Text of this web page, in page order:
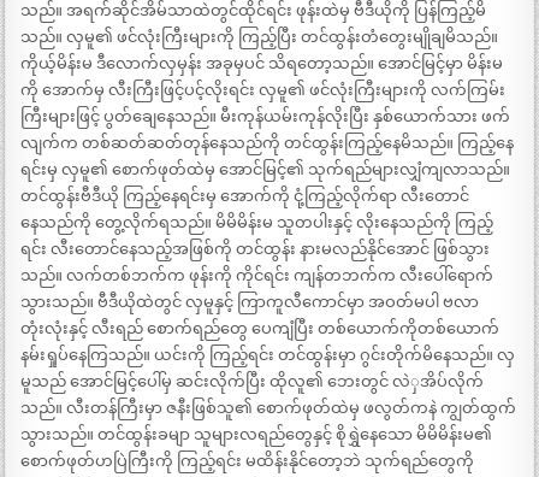
သည်။ အရက်ဆိုင်အိမ်သာထဲတွင်ထိုင်ရင်း ဖုန်းထဲမှ ဗီဒီယိုကို ပြန်ကြည့်မိ
သည်။ လှမူ၏ ဖင်လုံးကြီးများကို ကြည့်ပြီး တင်ထွန်းတံတွေးမျိုချမိသည်။
ကိုယ့်မိန်းမ ဒီလောက်လှမှန်း အခုမှပင် သိရတော့သည်။ အောင်မြင့်မှာ မိန်းမ
ကို အောက်မှ လီးကြီးဖြင့်ပင့်လိုးရင်း လှမူ၏ ဖင်လုံးကြီးများကို လက်ကြမ်း
ကြီးများဖြင့် ပွတ်ချေနေသည်။ မီးကုန်ယမ်းကုန်လိုးပြီး နှစ်ယောက်သား ဖက်
လျက်က တစ်ဆတ်ဆတ်တုန်နေသည်ကို တင်ထွန်းကြည့်နေမိသည်။ ကြည့်နေ
ရင်းမှ လှမူ၏ စောက်ဖုတ်ထဲမှ အောင်မြင့်၏ သုက်ရည်များလျှံကျလာသည်။
တင်ထွန်းဗီဒီယို ကြည့်နေရင်းမှ အောက်ကို ငုံ့ကြည့်လိုက်ရာ လီးတောင်
နေသည်ကို တွေ့လိုက်ရသည်။ မိမိမိန်းမ သူတပါးနှင့် လိုးနေသည်ကို ကြည့်
ရင်း လီးတောင်နေသည့်အဖြစ်ကို တင်ထွန်း နားမလည်နိုင်အောင် ဖြစ်သွား
သည်။ လက်တစ်ဘက်က ဖုန်းကို ကိုင်ရင်း ကျန်တဘက်က လီးပေါ်ရောက်
သွားသည်။ ဗီဒီယိုထဲတွင် လှမူနှင့် ကြာကူလီကောင်မှာ အဝတ်မပါ ဗလာ
တုံးလုံးနှင့် လီးရည် စောက်ရည်တွေ ပေကျံပြီး တစ်ယောက်ကိုတစ်ယောက်
နမ်းရှုပ်နေကြသည်။ ယင်းကို ကြည့်ရင်း တင်ထွန်းမှာ ဂွင်းတိုက်မိနေသည်။ လှ
မူသည် အောင်မြင့်ပေါ်မှ ဆင်းလိုက်ပြီး ထိုလူ၏ ဘေးတွင် လဲှအိပ်လိုက်
သည်။ လီးတန်ကြီးမှာ ဇနီးဖြစ်သူ၏ စောက်ဖုတ်ထဲမှ ဖလွတ်ကနဲ ကျွတ်ထွက်
သွားသည်။ တင်ထွန်းခမျာ သူများလရည်တွေနှင့် စိုရွှဲနေသော မိမိမိန်းမ၏
စောက်ဖုတ်ဟပြဲကြီးကို ကြည့်ရင်း မထိန်းနိုင်တော့ဘဲ သုက်ရည်တွေကို